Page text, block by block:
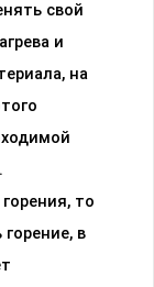
свой
и
на
то
в